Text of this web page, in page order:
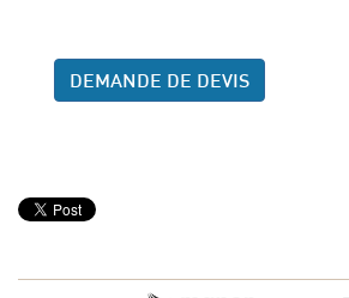
DEMANDE DE DEVIS